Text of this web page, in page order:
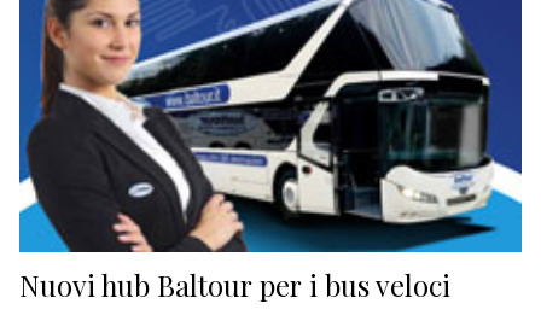
Nuovi hub Baltour per i bus veloci